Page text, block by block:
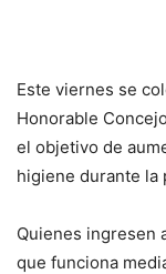
Este viernes se
Honorable
el objetivo de
higiene durante la
Quienes ingresen
que funciona